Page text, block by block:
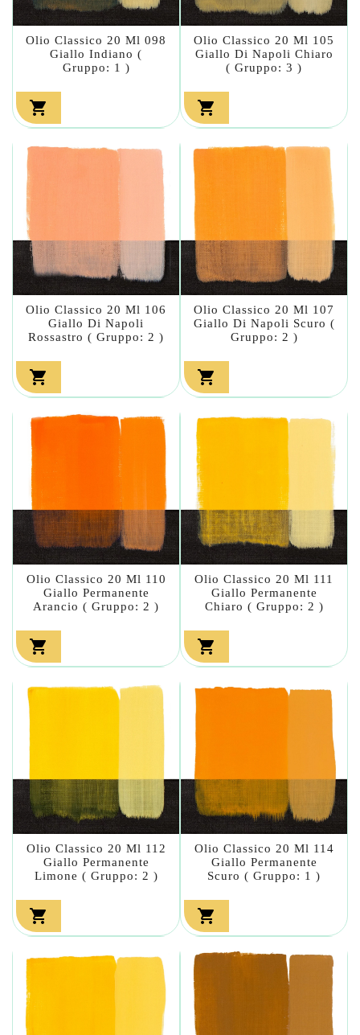
Olio Classico 20 Ml 098
Giallo Indiano (
Gruppo: 1 )

Olio Classico 20 Ml 105
Giallo Di Napoli Chiaro
( Gruppo: 3 )

Olio Classico 20 Ml 106
Giallo Di Napoli
Rossastro ( Gruppo: 2 )

Olio Classico 20 Ml 107
Giallo Di Napoli Scuro (
Gruppo: 2 )

Olio Classico 20 Ml 110
Giallo Permanente
Arancio ( Gruppo: 2 )

Olio Classico 20 Ml 111
Giallo Permanente
Chiaro ( Gruppo: 2 )

Olio Classico 20 Ml 112
Giallo Permanente
Limone ( Gruppo: 2 )

Olio Classico 20 Ml 114
Giallo Permanente
Scuro ( Gruppo: 1 )
